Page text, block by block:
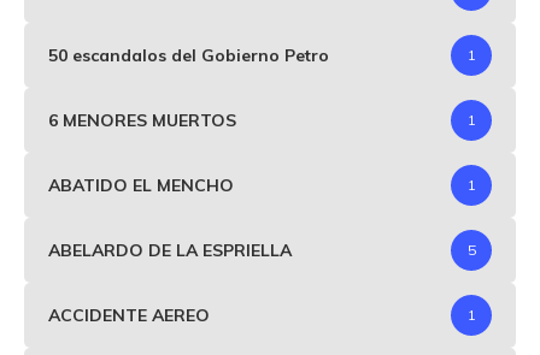
50 escandalos del Gobierno Petro 1
6 MENORES MUERTOS 1
ABATIDO EL MENCHO 1
ABELARDO DE LA ESPRIELLA 5
ACCIDENTE AEREO 1